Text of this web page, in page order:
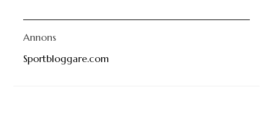
Annons
Sportbloggare.com